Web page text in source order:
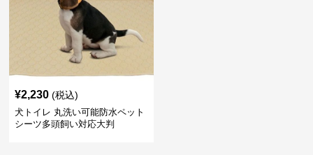
¥2,230 (税込)
犬トイレ 丸洗い可能防水ペット
シーツ多頭飼い対応大判